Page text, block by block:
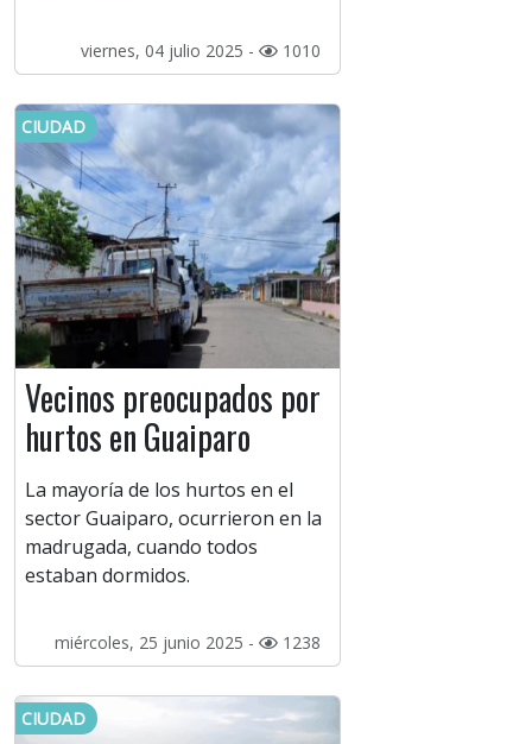
viernes, 04 julio 2025 - 1010
CIUDAD
Vecinos preocupados por
hurtos en Guaiparo
La mayoría de los hurtos en el
sector Guaiparo, ocurrieron en la
madrugada, cuando todos
estaban dormidos.
miércoles, 25 junio 2025 - 1238
CIUDAD